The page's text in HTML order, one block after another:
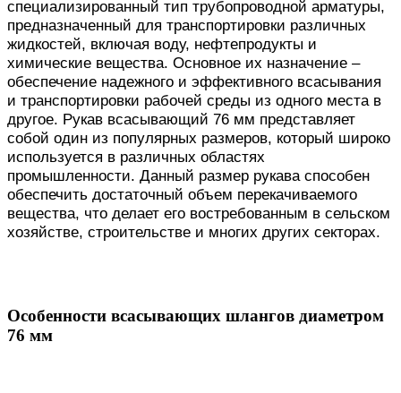
специализированный тип трубопроводной арматуры,
предназначенный для транспортировки различных
жидкостей, включая воду, нефтепродукты и
химические вещества. Основное их назначение –
обеспечение надежного и эффективного всасывания
и транспортировки рабочей среды из одного места в
другое. Рукав всасывающий 76 мм представляет
собой один из популярных размеров, который широко
используется в различных областях
промышленности. Данный размер рукава способен
обеспечить достаточный объем перекачиваемого
вещества, что делает его востребованным в сельском
хозяйстве, строительстве и многих других секторах.
Особенности всасывающих шлангов диаметром
76 мм